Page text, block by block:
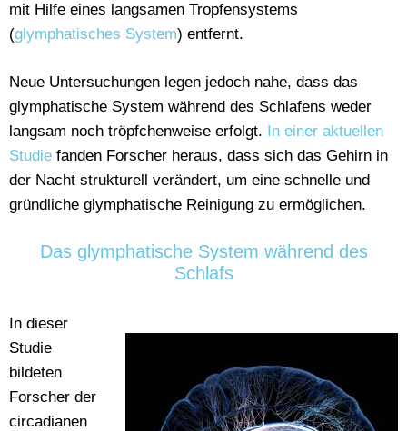
mit Hilfe eines langsamen Tropfensystems
(glymphatisches System) entfernt.
Neue Untersuchungen legen jedoch nahe, dass das
glymphatische System während des Schlafens weder
langsam noch tröpfchenweise erfolgt. In einer aktuellen
Studie fanden Forscher heraus, dass sich das Gehirn in
der Nacht strukturell verändert, um eine schnelle und
gründliche glymphatische Reinigung zu ermöglichen.
Das glymphatische System während des
Schlafs
In dieser
Studie
bildeten
Forscher der
circadianen